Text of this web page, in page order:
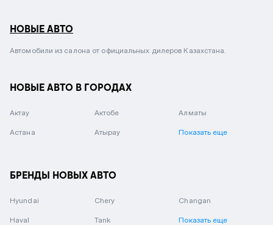
НОВЫЕ АВТО
Автомобили из салона от официальных дилеров Казахстана.
НОВЫЕ АВТО В ГОРОДАХ
Актау Актобе Алматы
Астана Атырау Показать еще
БРЕНДЫ НОВЫХ АВТО
Hyundai Chery Changan
Haval Tank Показать еще